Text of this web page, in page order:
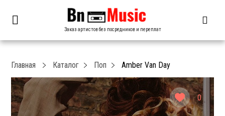
Заказ артистов без посредников и переплат
0
Главная Каталог Поп Amber Van Day